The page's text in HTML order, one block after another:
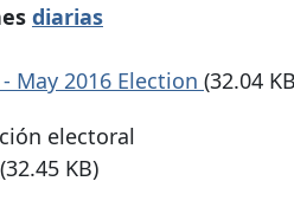
diarias
May 2016 Election (32.04
electoral
(32.45 KB)